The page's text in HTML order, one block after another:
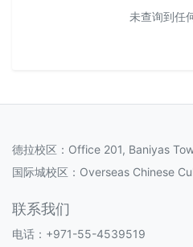
未查询到任
德拉校区：Office 201, Baniyas
国际城校区：Overseas Chinese
联系我们
电话：+971-55-4539519